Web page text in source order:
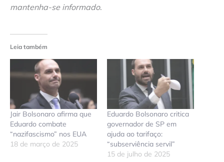
mantenha-se informado.
Leia também
Jair Bolsonaro afirma que
Eduardo combate
“nazifascismo” nos EUA
18 de março de 2025
Eduardo Bolsonaro critica
governador de SP em
ajuda ao tarifaço:
“subserviência servil”
15 de julho de 2025